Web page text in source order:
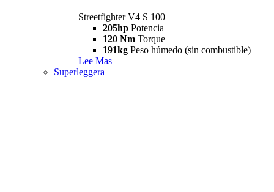
Streetfighter V4 S 100
205hp Potencia
120 Nm Torque
191kg Peso húmedo (sin combustible)
Lee Mas
Superleggera